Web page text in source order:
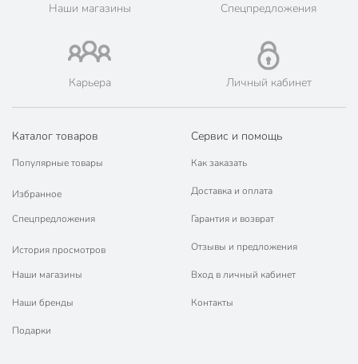
Наши магазины Спецпредложения
Карьера Личный кабинет
Каталог товаров
Популярные товары
Избранное
Спецпредложения
История просмотров
Наши магазины
Наши бренды
Подарки
Сервис и помощь
Как заказать
Доставка и оплата
Гарантия и возврат
Отзывы и предложения
Вход в личный кабинет
Контакты